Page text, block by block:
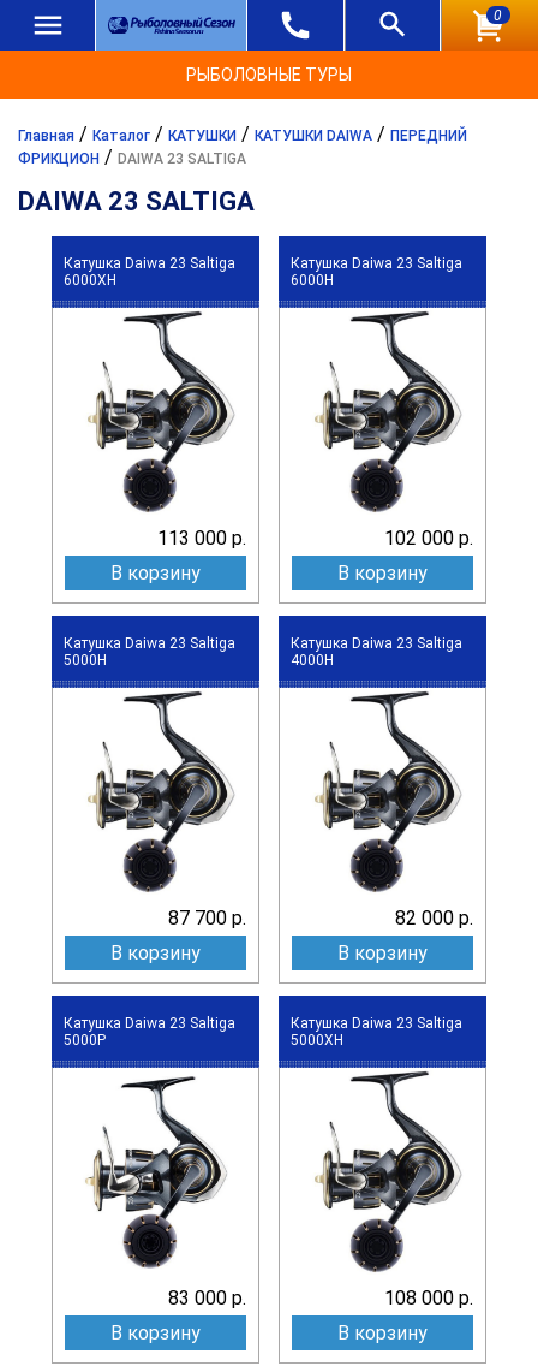
0
РЫБОЛОВНЫЕ ТУРЫ
Главная / Каталог / КАТУШКИ / КАТУШКИ DAIWA / ПЕРЕДНИЙ
ФРИКЦИОН / DAIWA 23 SALTIGA
DAIWA 23 SALTIGA
Катушка Daiwa 23 Saltiga
6000XH
113 000 р.
В корзину
Катушка Daiwa 23 Saltiga
6000H
102 000 р.
В корзину
Катушка Daiwa 23 Saltiga
5000H
87 700 р.
В корзину
Катушка Daiwa 23 Saltiga
4000H
82 000 р.
В корзину
Катушка Daiwa 23 Saltiga
5000P
83 000 р.
В корзину
Катушка Daiwa 23 Saltiga
5000XH
108 000 р.
В корзину